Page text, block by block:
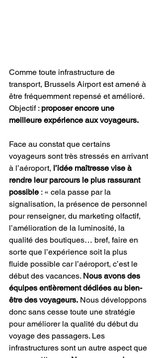
Comme toute infrastructure de
transport, Brussels Airport est amené à
être fréquemment repensé et amélioré.
Objectif : proposer encore une
meilleure expérience aux voyageurs.
Face au constat que certains
voyageurs sont très stressés en arrivant
à l’aéroport, l’idée maîtresse vise à
rendre leur parcours le plus rassurant
possible : « cela passe par la
signalisation, la présence de personnel
pour renseigner, du marketing olfactif,
l’amélioration de la luminosité, la
qualité des boutiques… bref, faire en
sorte que l’expérience soit la plus
fluide possible car l’aéroport, c’est le
début des vacances. Nous avons des
équipes entièrement dédiées au bien-
être des voyageurs. Nous développons
donc sans cesse toute une stratégie
pour améliorer la qualité du début du
voyage des passagers. Les
infrastructures sont un autre aspect que